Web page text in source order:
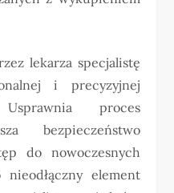
lekarza specjalistę
i precyzyjnej
proces
bezpieczeństwo
do nowoczesnych
element